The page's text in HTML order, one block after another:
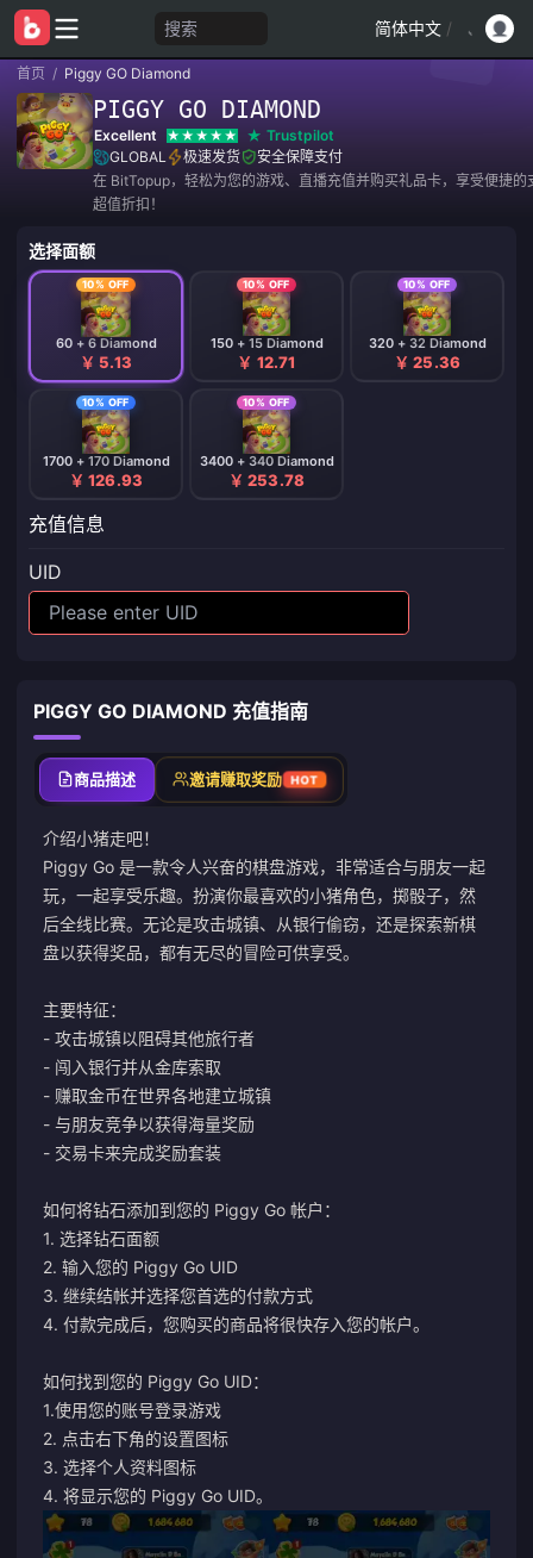
搜索 简体中文 /
首页 / Piggy GO Diamond
PIGGY GO DIAMOND
Excellent
Trustpilot
GLOBAL
极速发货
安全保障支付
在 BitTopup，轻松为您的游戏、直播充值并购买礼品卡，享受便捷的
超值折扣！
选择面额
10% OFF
60 + 6 Diamond
￥ 5.13
10% OFF
150 + 15 Diamond
￥ 12.71
10% OFF
320 + 32 Diamond
￥ 25.36
10% OFF
1700 + 170 Diamond
￥ 126.93
10% OFF
3400 + 340 Diamond
￥ 253.78
充值信息
UID
PIGGY GO DIAMOND 充值指南
商品描述 邀请赚取奖励 HOT
介绍小猪走吧！
Piggy Go 是一款令人兴奋的棋盘游戏，非常适合与朋友一起
玩，一起享受乐趣。扮演你最喜欢的小猪角色，掷骰子，然
后全线比赛。无论是攻击城镇、从银行偷窃，还是探索新棋
盘以获得奖品，都有无尽的冒险可供享受。
主要特征：
- 攻击城镇以阻碍其他旅行者
- 闯入银行并从金库索取
- 赚取金币在世界各地建立城镇
- 与朋友竞争以获得海量奖励
- 交易卡来完成奖励套装
如何将钻石添加到您的 Piggy Go 帐户：
1. 选择钻石面额
2. 输入您的 Piggy Go UID
3. 继续结帐并选择您首选的付款方式
4. 付款完成后，您购买的商品将很快存入您的帐户。
如何找到您的 Piggy Go UID：
1.使用您的账号登录游戏
2. 点击右下角的设置图标
3. 选择个人资料图标
4. 将显示您的 Piggy Go UID。